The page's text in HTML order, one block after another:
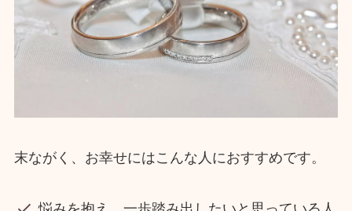
末ながく、お幸せにはこんな人におすすめです。